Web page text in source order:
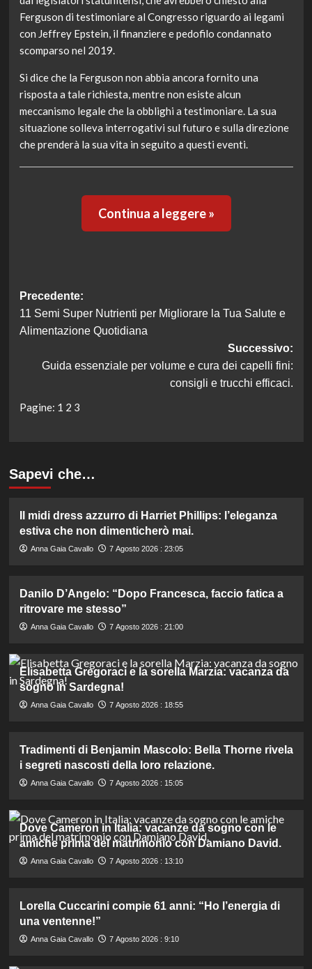
Ferguson di testimoniare al Congresso riguardo ai legami
con Jeffrey Epstein, il finanziere e pedofilo condannato
scomparso nel 2019.
Si dice che la Ferguson non abbia ancora fornito una
risposta a tale richiesta, mentre non esiste alcun
meccanismo legale che la obblighi a testimoniare. La sua
situazione solleva interrogativi sul futuro e sulla direzione
che prenderà la sua vita in seguito a questi eventi.
Continua a leggere »
Navigazione
articolo
Precedente:
11 Semi Super Nutrienti per Migliorare la Tua Salute e
Alimentazione Quotidiana
Successivo:
Guida essenziale per volume e cura dei capelli fini:
consigli e trucchi efficaci.
Pagine: 1 2 3
Sapevi che…
Il midi dress azzurro di Harriet Phillips: l’eleganza
estiva che non dimenticherò mai.
Anna Gaia Cavallo 7 Agosto 2026 : 23:05
Danilo D’Angelo: “Dopo Francesca, faccio fatica a
ritrovare me stesso”
Anna Gaia Cavallo 7 Agosto 2026 : 21:00
Elisabetta Gregoraci e la sorella Marzia: vacanza da
sogno in Sardegna!
Anna Gaia Cavallo 7 Agosto 2026 : 18:55
Tradimenti di Benjamin Mascolo: Bella Thorne rivela
i segreti nascosti della loro relazione.
Anna Gaia Cavallo 7 Agosto 2026 : 15:05
Dove Cameron in Italia: vacanze da sogno con le
amiche prima del matrimonio con Damiano David.
Anna Gaia Cavallo 7 Agosto 2026 : 13:10
Lorella Cuccarini compie 61 anni: “Ho l’energia di
una ventenne!”
Anna Gaia Cavallo 7 Agosto 2026 : 9:10